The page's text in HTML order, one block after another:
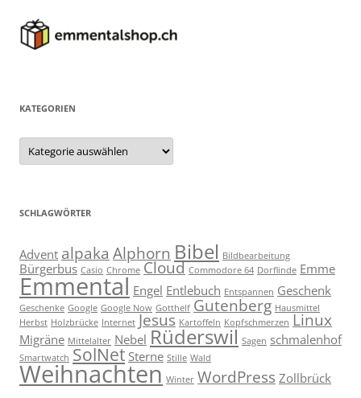
KATEGORIEN
Kategorien
SCHLAGWÖRTER
Advent alpaka Alphorn Bibel Bildbearbeitung
Bürgerbus Casio Chrome Cloud Commodore 64 Dorflinde Emme
Emmental Engel Entlebuch Entspannen Geschenk
Geschenke Google Google Now Gotthelf Gutenberg Hausmittel
Herbst Holzbrücke Internet Jesus Kartoffeln Kopfschmerzen Linux
Migräne Mittelalter Nebel Rüderswil Sagen schmalenhof
Smartwatch SolNet Sterne Stille Wald
Weihnachten Winter WordPress Zollbrück